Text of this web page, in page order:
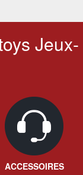
Jeux-
ACCESSOIRES